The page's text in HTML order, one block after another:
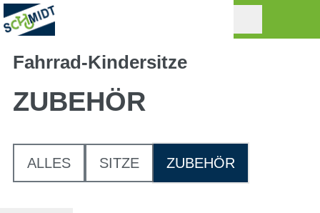
Fahrrad-Kindersitze
ZUBEHÖR
ALLES SITZE ZUBEHÖR